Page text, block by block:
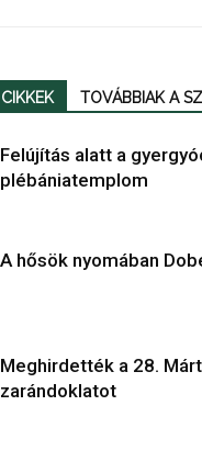
TOVÁBBIAK A
Felújítás alatt a
plébániatemplom
A hősök nyomában
Meghirdették a 28.
zarándoklatot